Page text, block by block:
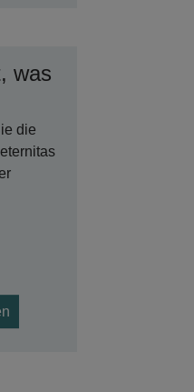
was
die